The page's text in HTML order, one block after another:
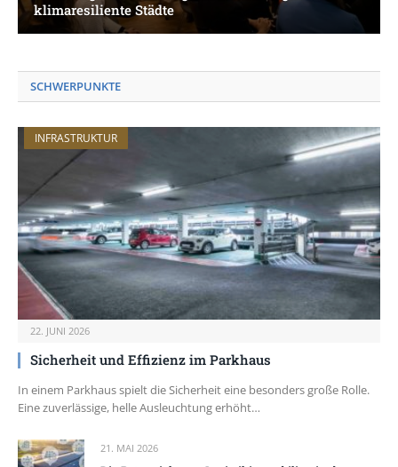
klimaresiliente Städte
SCHWERPUNKTE
INFRASTRUKTUR
22. JUNI 2026
Sicherheit und Effizienz im Parkhaus
In einem Parkhaus spielt die Sicherheit eine besonders große Rolle.
Eine zuverlässige, helle Ausleuchtung erhöht…
21. MAI 2026